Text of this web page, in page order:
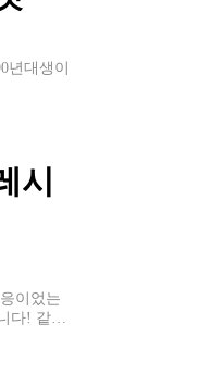
대생이
시
이었는
다! 같이